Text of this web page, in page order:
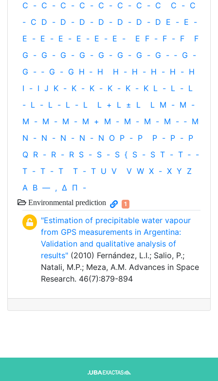
C - C - C - C - C - C - C - C C - C
- C D - D - D - D - D - D - D E - E -
E - E - E - E - E - E - E F - F - F
F
G - G - G - G - G - G - G - G - ‐ G -
G - ‐ G - G H ‐ H H - H - H - H - H
I - I J K - K - K - K - K - K L - L - L
- L - L - L - L L + L ± L L M - M -
M - M - M - M + M - M - M - M - ‐ M
N - N - N - N - N O P - P P - P - P
Q R - R - R S - S - S { S - S T - T ‐ -
T - T - T T - T U V V W X - X Y Z
Α Β — , Δ Π -
Environmental prediction 1
"Estimation of precipitable water vapour
from GPS measurements in Argentina:
Validation and qualitative analysis of
results" (2010) Fernández, L.I.; Salio, P.;
Natali, M.P.; Meza, A.M. Advances in Space
Research. 46(7):879-894